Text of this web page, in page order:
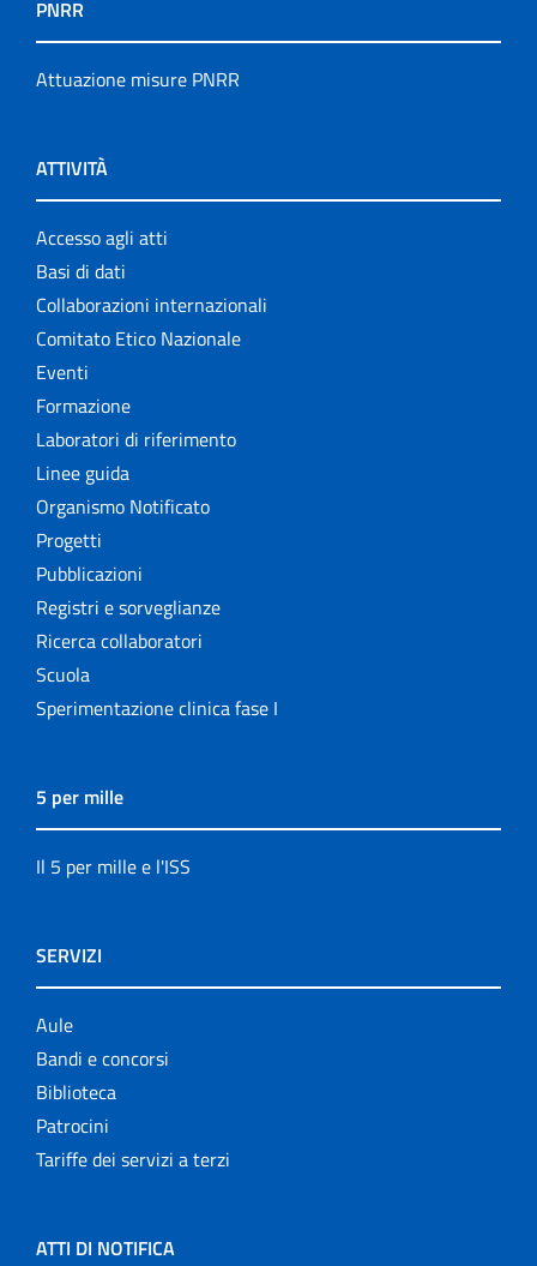
PNRR
Attuazione misure PNRR
ATTIVITÀ
Accesso agli atti
Basi di dati
Collaborazioni internazionali
Comitato Etico Nazionale
Eventi
Formazione
Laboratori di riferimento
Linee guida
Organismo Notificato
Progetti
Pubblicazioni
Registri e sorveglianze
Ricerca collaboratori
Scuola
Sperimentazione clinica fase I
5 per mille
Il 5 per mille e l'ISS
SERVIZI
Aule
Bandi e concorsi
Biblioteca
Patrocini
Tariffe dei servizi a terzi
ATTI DI NOTIFICA